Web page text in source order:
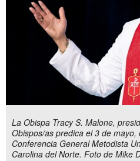
La Obispa Tracy S. Malone,
Obispos/as predica el 3 de
Conferencia General Metodista
Carolina del Norte. Foto de Mike